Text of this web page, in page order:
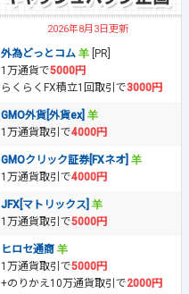
2026年8月3日更新
外為どっとコム
[PR]
1万通貨で5000円
らくらくFX積立1回取引で3000円
GMO外貨[外貨ex]
1万通貨取引で4000円
GMOクリック証券[FXネオ]
1万通貨取引で4000円
JFX[マトリックス]
1万通貨取引で5000円
ヒロセ通商
1万通貨取引で5000円
+のりかえ10万通貨取引で2000円